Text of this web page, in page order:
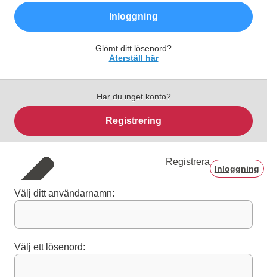
Inloggning
Glömt ditt lösenord?
Återställ här
Har du inget konto?
Registrering
Registrera
Inloggning
Välj ditt användarnamn:
Välj ett lösenord: